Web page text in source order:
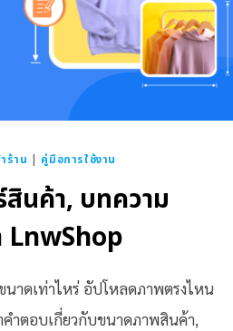
ร้าน คู่มือการใช้งาน
สินค้า, บทความ
LnwShop
าดเท่าไหร่ อัปโหลดภาพตรงไหน
คำตอบเกี่ยวกับขนาดภาพสินค้า,